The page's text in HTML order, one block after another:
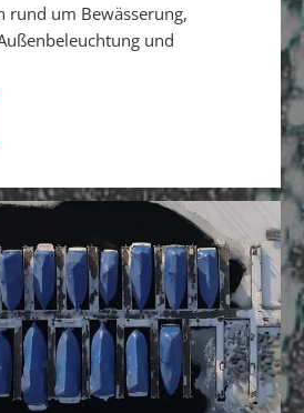
rund um Bewässerung,
und